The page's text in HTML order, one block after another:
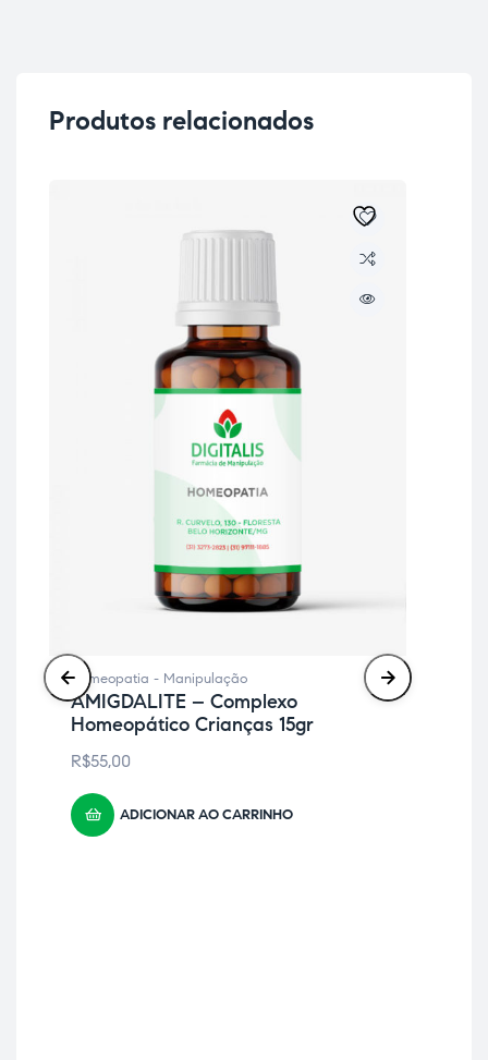
Produtos relacionados
Homeopatia - Manipulação
AMIGDALITE – Complexo
Homeopático Crianças 15gr
R$55,00
ADICIONAR AO CARRINHO